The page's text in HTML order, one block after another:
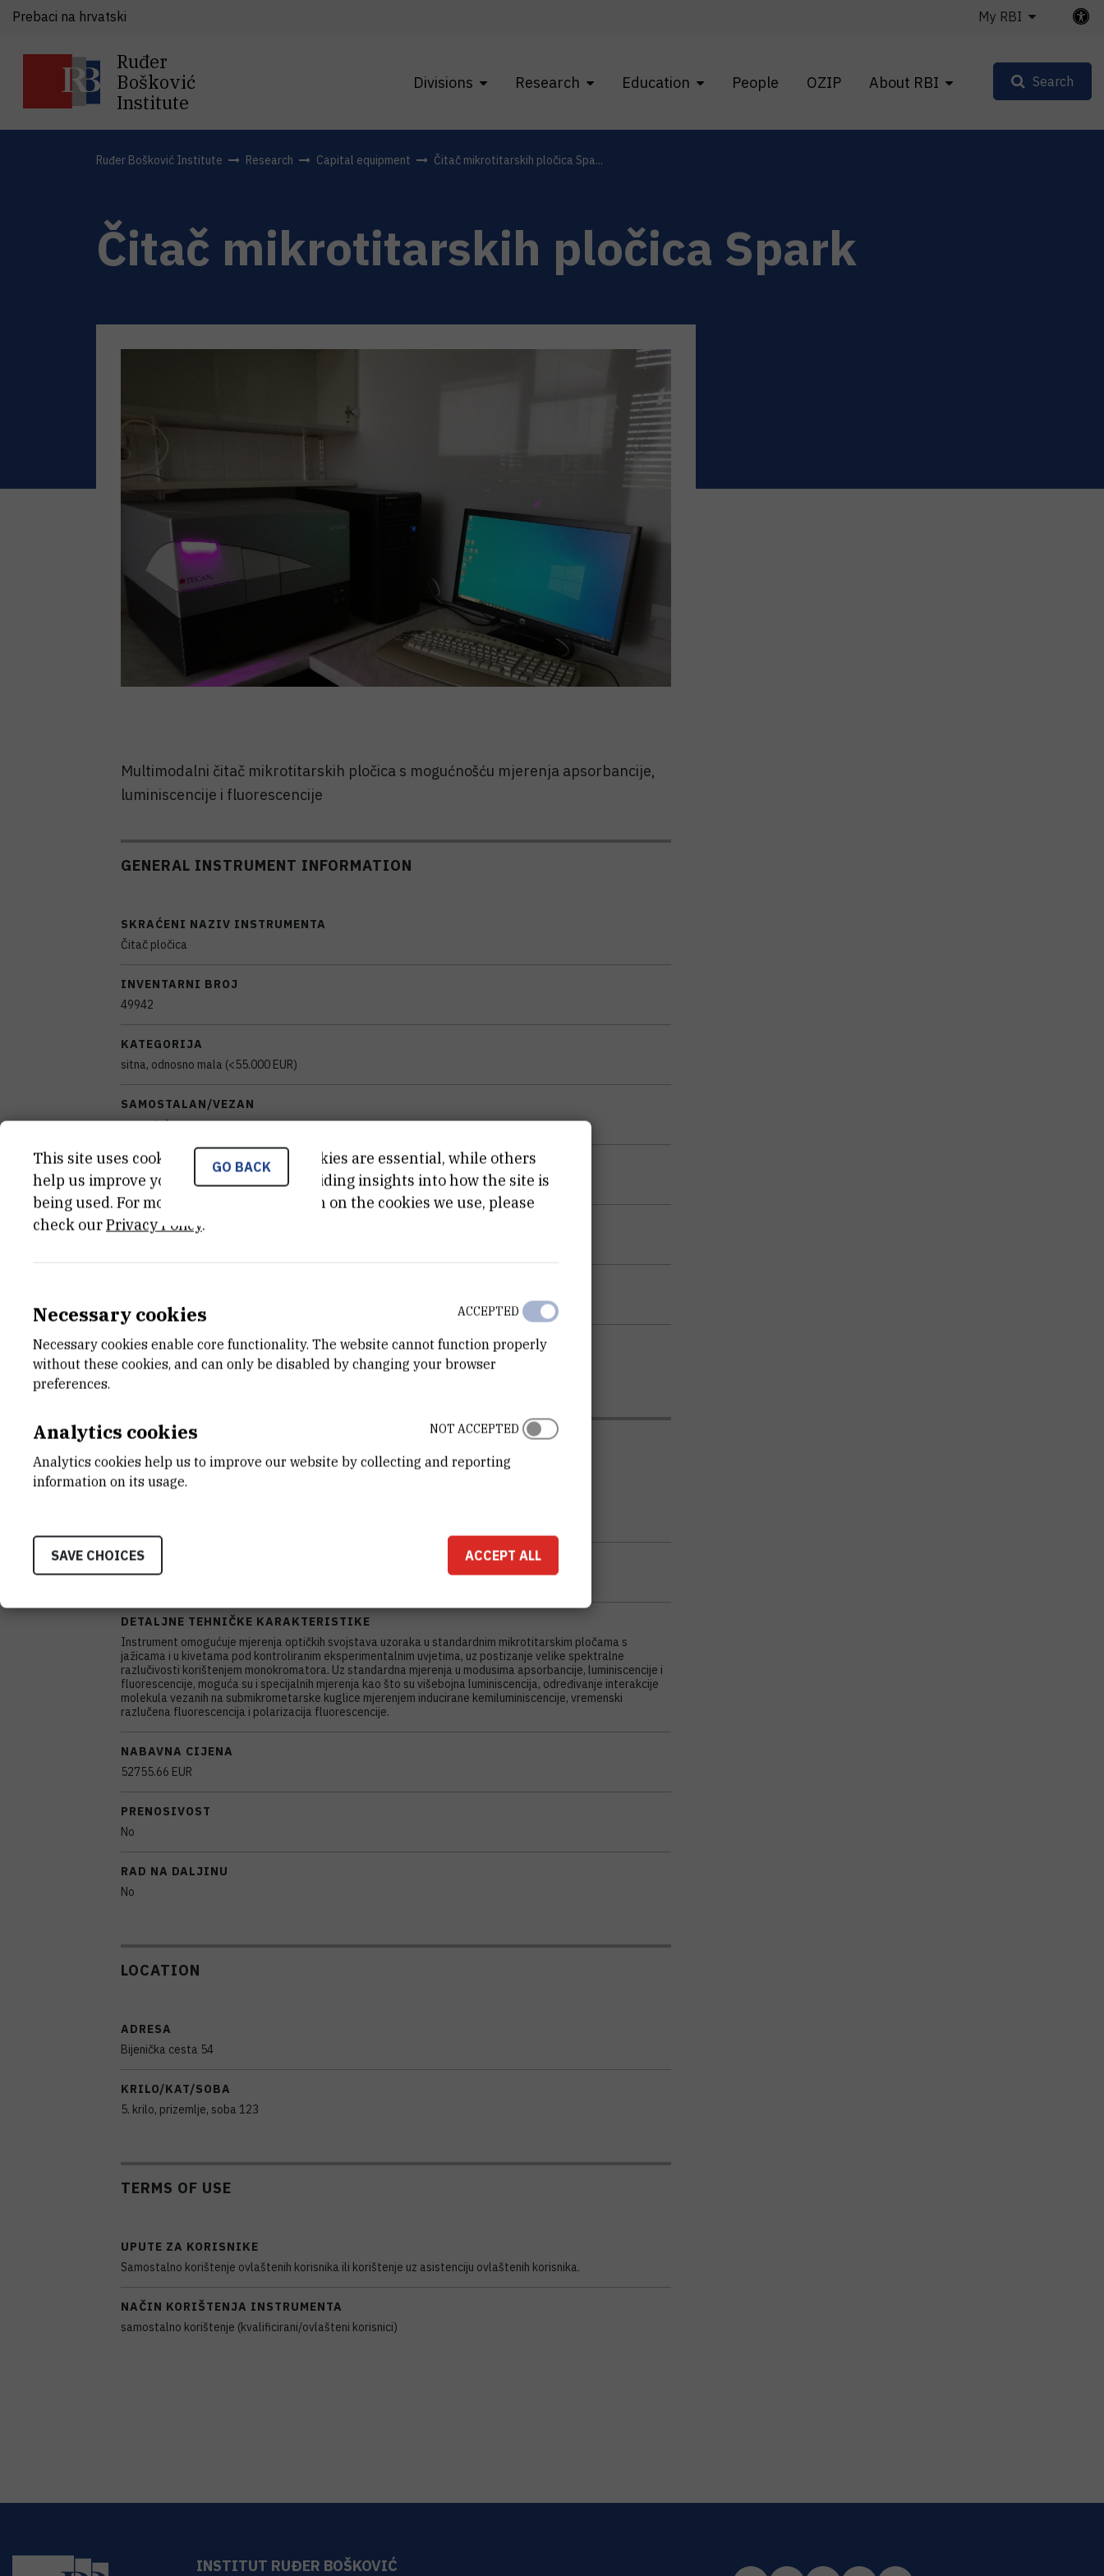
Ruđer
Bošković
Institute
Divisions Research Education People OZIP About RBI
Prebaci na hrvatski My RBI
Search
Ruđer Bošković Institute Research Capital equipment Čitač mikrotitarskih pločica Spa...
Čitač mikrotitarskih pločica Spark
Multimodalni čitač mikrotitarskih pločica s mogućnošću mjerenja apsorbancije,
luminiscencije i fluorescencije
GENERAL INSTRUMENT INFORMATION
SKRAĆENI NAZIV INSTRUMENTA
Čitač pločica
INVENTARNI BROJ
49942
KATEGORIJA
sitna, odnosno mala (<55.000 EUR)
SAMOSTALAN/VEZAN
samostalan
STANJE OPREME
potpuno funkcionalan
DATUM NABAVE
Europska unija
VANJSKI LINK ZA KAPITALNU OPREMU
See on croris.hr
CHARACTERISTICS
PROIZVOĐAČ
DETALJNE TEHNIČKE KARAKTERISTIKE
Instrument omogućuje mjerenja optičkih svojstava uzoraka u standardnim mikrotitarskim pločama s
jažicama i u kivetama pod kontroliranim eksperimentalnim uvjetima, uz postizanje velike spektralne
razlučivosti korištenjem monokromatora. Uz standardna mjerenja u modusima apsorbancije, luminiscencije i
fluorescencije, moguća su i specijalnih mjerenja kao što su višebojna luminiscencija, određivanje interakcije
molekula vezanih na submikrometarske kuglice mjerenjem inducirane kemiluminiscencije, vremenski
razlučena fluorescencija i polarizacija fluorescencije.
NABAVNA CIJENA
52755.66 EUR
PRENOSIVOST
No
RAD NA DALJINU
No
LOCATION
ADRESA
Bijenička cesta 54
KRILO/KAT/SOBA
5. krilo, prizemlje, soba 123
TERMS OF USE
UPUTE ZA KORISNIKE
Samostalno korištenje ovlaštenih korisnika ili korištenje uz asistenciju ovlaštenih korisnika.
NAČIN KORIŠTENJA INSTRUMENTA
samostalno korištenje (kvalificirani/ovlašteni korisnici)
INSTITUT RUĐER BOŠKOVIĆ
GO BACK
This site uses cookies.. Some of these cookies are essential, while others
help us improve your experience by providing insights into how the site is
being used. For more detailed information on the cookies we use, please
check ourPrivacy Policy.
Necessary cookies
Necessary cookies enable core functionality. The website cannot function properly
without these cookies, and can only be disabled by changing your browser
preferences.
ACCEPTED
Analytics cookies
Analytics cookies help us to improve our website by collecting and reporting
information on its usage.
NOT ACCEPTED
SAVE CHOICES ACCEPT ALL